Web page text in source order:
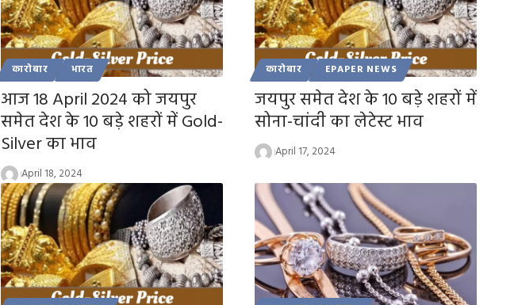
कारोबार भारत
आज 18 April 2024 को जयपुर
समेत देश के 10 बड़े शहरों में Gold-
Silver का भाव
April 18, 2024
कारोबार EPAPER NEWS
जयपुर समेत देश के 10 बड़े शहरों में
सोना-चांदी का लेटेस्ट भाव
April 17, 2024